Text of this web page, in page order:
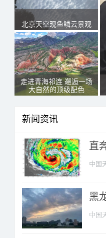
北京天空现鱼鳞云景观
走进青海祁连 邂逅一场
大自然的顶级配色
新闻资讯
直
中国
黑
中国